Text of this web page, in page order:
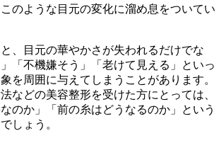
のような目元の変化に溜め息をついてい
、目元の華やかさが失われるだけでな
「不機嫌そう」「老けて見える」といっ
を周囲に与えてしまうことがあります。
などの美容整形を受けた方にとっては、
なのか」「前の糸はどうなるのか」という
しょう。